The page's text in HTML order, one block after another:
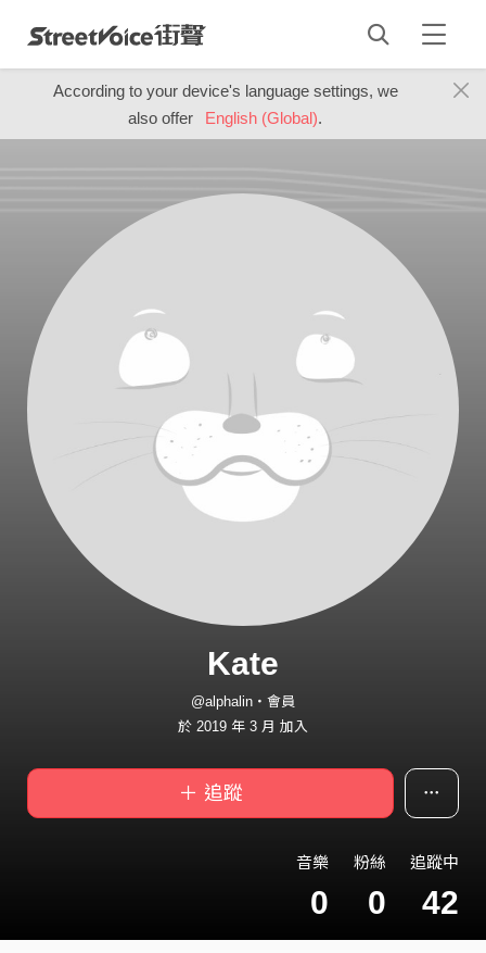
According to your device's language settings, we
also offer
English (Global).
Kate
@alphalin・會員
於 2019 年 3 月 加入
＋ 追蹤
音樂
0
粉絲
0
追蹤中
42